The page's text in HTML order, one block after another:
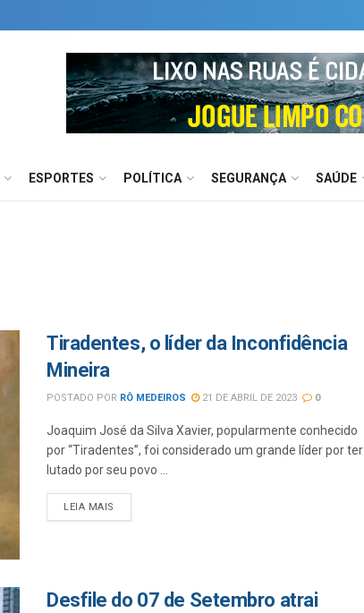
ESPORTES POLÍTICA SEGURANÇA SAÚDE
Tiradentes, o líder da Inconfidência
Mineira
POSTADO POR RÔ MEDEIROS 21 DE ABRIL DE 2023 0
Joaquim José da Silva Xavier, popularmente conhecido
por “Tiradentes”, foi considerado um grande líder por ter
lutado por seu povo ...
LEIA MAIS
Desfile do 07 de Setembro atrai